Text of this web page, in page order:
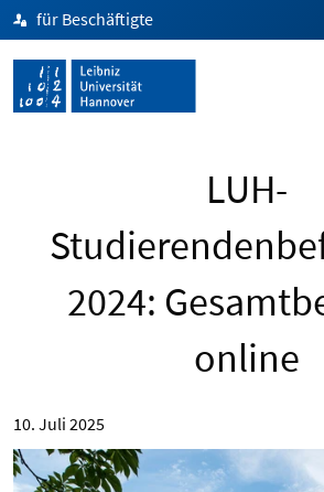
für Beschäftigte
LUH-
2024:
online
10. Juli 2025